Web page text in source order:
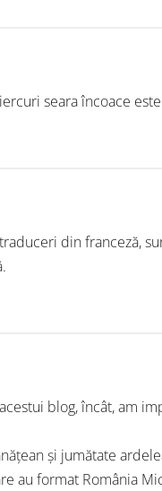
seara încoace
din franceză,
blog, încât, am
și jumătate
au format România